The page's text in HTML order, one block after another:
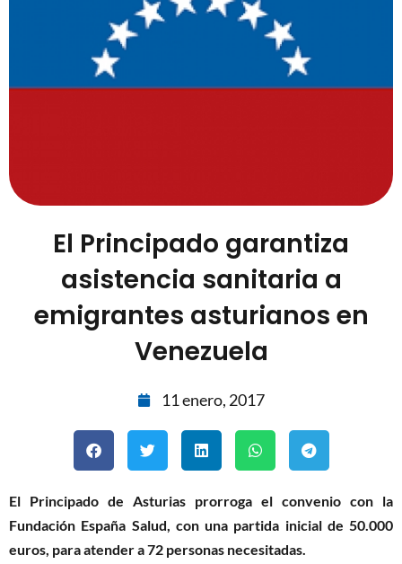
El Principado garantiza
asistencia sanitaria a
emigrantes asturianos en
Venezuela
11 enero, 2017
El Principado de Asturias prorroga el convenio con la
Fundación España Salud, con una partida inicial de 50.000
euros, para atender a 72 personas necesitadas.